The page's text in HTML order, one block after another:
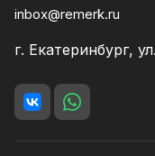
inbox@remerk.ru
г. Екатеринбург,